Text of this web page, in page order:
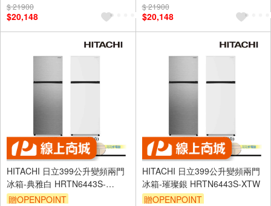
$ 21900
$20,148
$ 21900
$20,148
HITACHI 日立399公升變頻兩門
冰箱-典雅白 HRTN6443S-
PWHTW
贈OPENPOINT
HITACHI 日立399公升變頻兩門
冰箱-璀璨銀 HRTN6443S-XTW
贈OPENPOINT